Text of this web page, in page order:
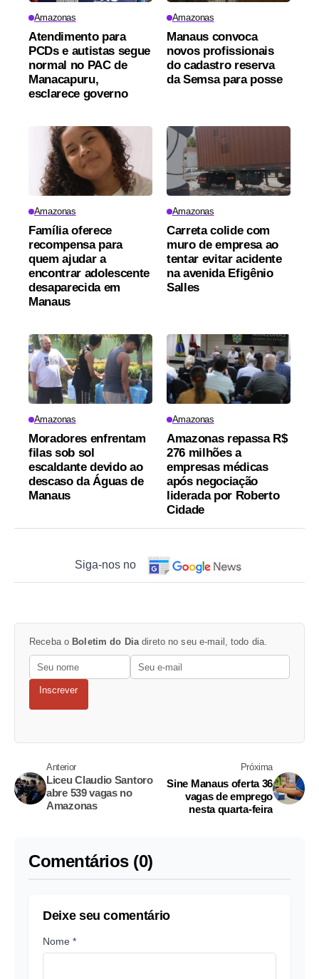
Amazonas
Atendimento para
PCDs e autistas segue
normal no PAC de
Manacapuru,
esclarece governo
Amazonas
Manaus convoca
novos profissionais
do cadastro reserva
da Semsa para posse
Amazonas
Família oferece
recompensa para
quem ajudar a
encontrar adolescente
desaparecida em
Manaus
Amazonas
Carreta colide com
muro de empresa ao
tentar evitar acidente
na avenida Efigênio
Salles
Amazonas
Moradores enfrentam
filas sob sol
escaldante devido ao
descaso da Águas de
Manaus
Amazonas
Amazonas repassa R$
276 milhões a
empresas médicas
após negociação
liderada por Roberto
Cidade
Siga-nos no
Receba o Boletim do Dia direto no seu e-mail, todo dia.
Inscrever
Anterior
Liceu Claudio Santoro
abre 539 vagas no
Amazonas
Próxima
Sine Manaus oferta 36
vagas de emprego
nesta quarta-feira
Comentários (0)
Deixe seu comentário
Nome *